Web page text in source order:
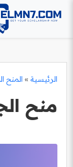
الرئيسية » المنح
منح